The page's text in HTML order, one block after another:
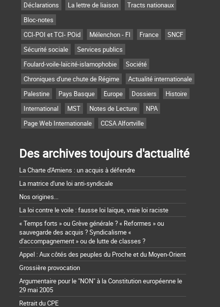
Déclarations
La lettre de liaison
Tracts nationaux
Bloc-notes
CCI-POI et TCI- POid
Mélenchon - FI France
SNCF
Sécurité sociale
Services publics
Foulard-voile-laïcité-islamophobie
Société
Chroniques d'une chute de Régime
Actualité internationale
Palestine
Pays Basque Europe Dossiers
Histoire
International
MST Notes de Lecture
NPA
Page Web Internationale
CCSA Alfortville
Des archives toujours d'actualité
La Charte d'Amiens : un acquis à défendre
La matrice d'une loi anti-syndicale
Nos origines...
La loi contre le voile : fausse loi laïque, vraie loi raciste
« Temps forts » ou Grève générale ? « Reformes » ou
sauvegarde des acquis ? Syndicalisme «
d'accompagnement » ou de lutte de classes ?
Appel : Aux côtés des peuples du Proche et du Moyen-Orient
Grossière provocation
Argumentaire pour le "NON" à la Constitution européenne le
29 mai 2005
Retrait du CPE